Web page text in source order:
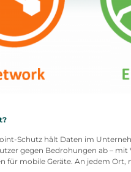
Schutz hält Daten im
gegen Bedrohungen ab –
für mobile Geräte. An jedem Ort,